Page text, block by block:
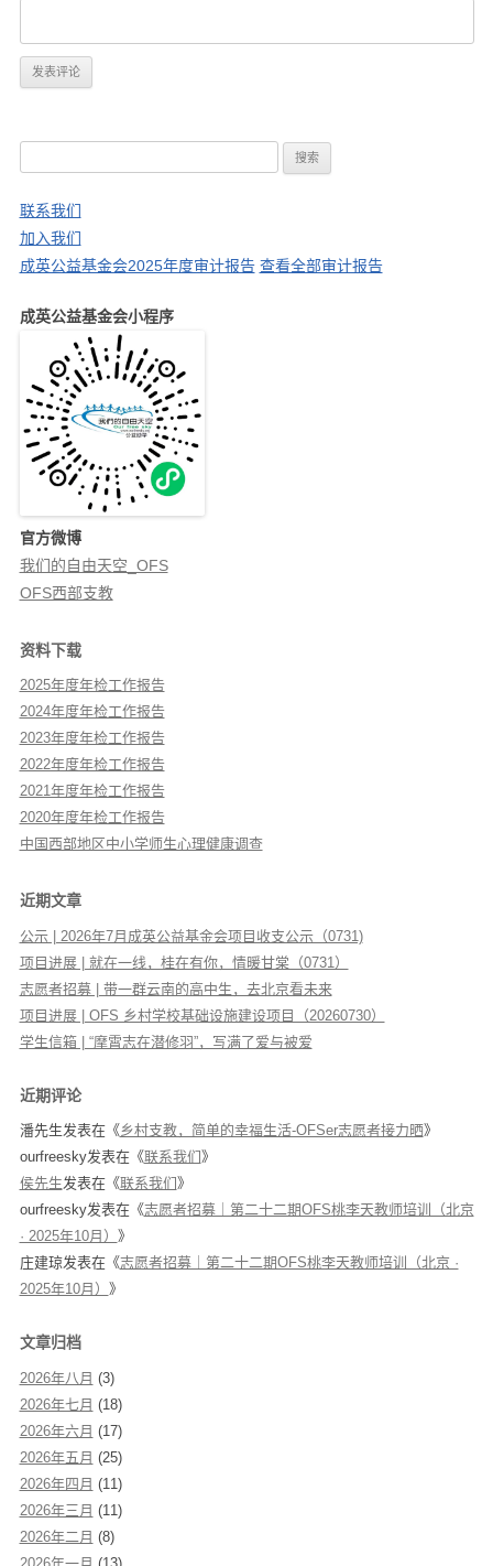
：
联系我们
加入我们
成英公益基金会2025年度审计报告 查看全部审计报告
成英公益基金会小程序
官方微博
我们的自由天空_OFS
OFS西部支教
资料下载
2025年度年检工作报告
2024年度年检工作报告
2023年度年检工作报告
2022年度年检工作报告
2021年度年检工作报告
2020年度年检工作报告
中国西部地区中小学师生心理健康调查
近期文章
公示 | 2026年7月成英公益基金会项目收支公示（0731)
项目进展 | 就在一线，桂在有你，情暖甘棠（0731）
志愿者招募 | 带一群云南的高中生，去北京看未来
项目进展 | OFS 乡村学校基础设施建设项目（20260730）
学生信箱 | “摩霄志在潜修羽”，写满了爱与被爱
近期评论
潘先生发表在《乡村支教，简单的幸福生活-OFSer志愿者接力晒》
ourfreesky发表在《联系我们 》
侯先生发表在《联系我们 》
ourfreesky发表在《志愿者招募｜第二十二期OFS桃李天教师培训（北京
· 2025年10月） 》
庄建琼发表在《志愿者招募｜第二十二期OFS桃李天教师培训（北京 ·
2025年10月） 》
文章归档
2026年八月 (3)
2026年七月 (18)
2026年六月 (17)
2026年五月 (25)
2026年四月 (11)
2026年三月 (11)
2026年二月 (8)